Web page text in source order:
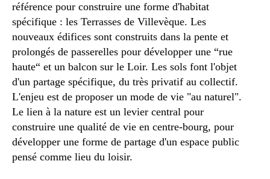
référence pour construire une forme d'habitat
spécifique : les Terrasses de Villevèque. Les
nouveaux édifices sont construits dans la pente et
prolongés de passerelles pour développer une “rue
haute“ et un balcon sur le Loir. Les sols font l'objet
d'un partage spécifique, du très privatif au collectif.
L'enjeu est de proposer un mode de vie "au naturel".
Le lien à la nature est un levier central pour
construire une qualité de vie en centre-bourg, pour
développer une forme de partage d'un espace public
pensé comme lieu du loisir.